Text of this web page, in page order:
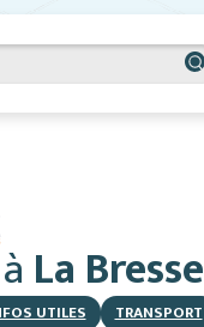
à La Bresse
UTILES TRANSPORT